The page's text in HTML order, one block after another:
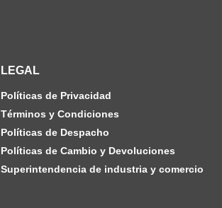
LEGAL
Políticas de Privacidad
Términos y Condiciones
Políticas de Despacho
Políticas de Cambio y Devoluciones
Superintendencia de industria y comercio